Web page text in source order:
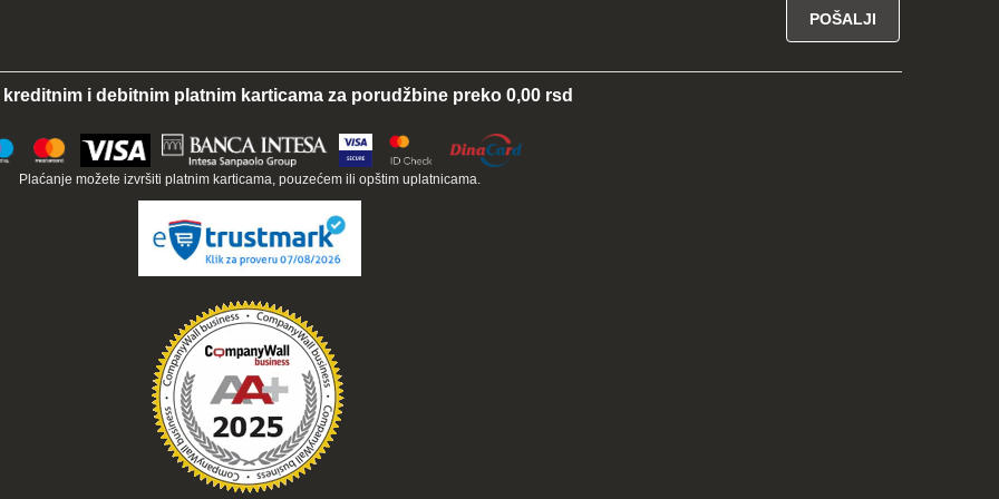
kreditnim i debitnim platnim karticama za porudžbine preko 0,00 rsd
Plaćanje možete izvršiti platnim karticama, pouzećem ili opštim uplatnicama.